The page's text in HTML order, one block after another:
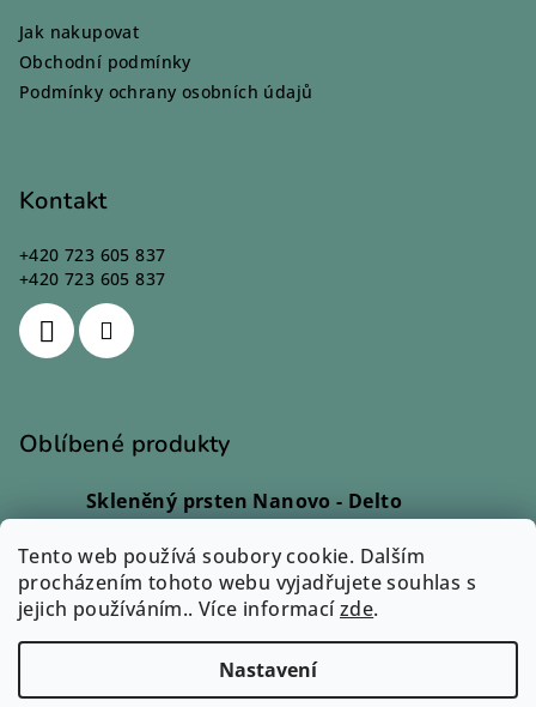
Tento web používá soubory cookie. Dalším
procházením tohoto webu vyjadřujete souhlas s
jejich používáním.. Více informacízde.
Nastavení
Jak nakupovat
Obchodní podmínky
Podmínky ochrany osobních údajů
Kontakt
+420 723 605 837
+420 723 605 837
Oblíbené produkty
Skleněný prsten Nanovo - Delto
Skleněný prsten - Lio
Hodnocení produktu je 5 z 5 hvězdiček.
| Monika Svobodová
Skleněný prsten - Rono
Hodnocení produktu je 5 z 5 hvězdiček.
Ilona Dvořáková